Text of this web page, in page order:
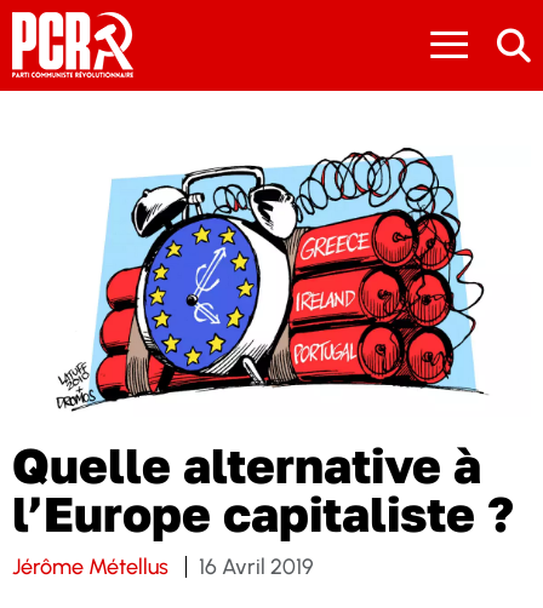
≡
Quelle alternative à
l’Europe capitaliste ?
Jérôme Métellus 16 Avril 2019